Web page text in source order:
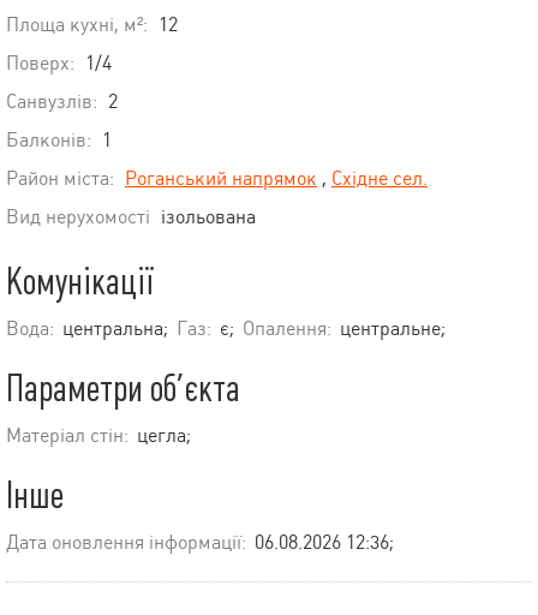
Площа кухні, м²:
12
Поверх:
1/4
Санвузлів: 2
Балконів:
1
Район міста: Роганський напрямок , Східне сел.
Вид нерухомості ізольована
Комунікації
Вода: центральна; Газ: є; Опалення: центральне;
Параметри об’єкта
Матеріал стін: цегла;
Інше
Дата оновлення інформації: 06.08.2026 12:36;